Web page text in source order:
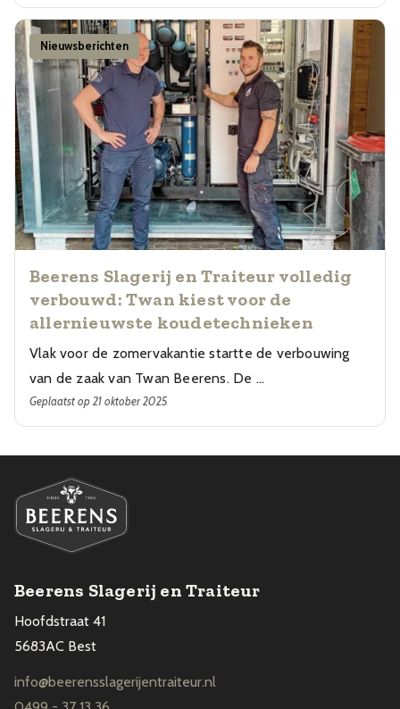
Nieuwsberichten
Beerens Slagerij en Traiteur volledig
verbouwd: Twan kiest voor de
allernieuwste koudetechnieken
Vlak voor de zomervakantie startte de verbouwing
van de zaak van Twan Beerens. De ...
Geplaatst op 21 oktober 2025
Beerens Slagerij en Traiteur
Hoofdstraat 41
5683AC Best
info@beerensslagerijentraiteur.nl